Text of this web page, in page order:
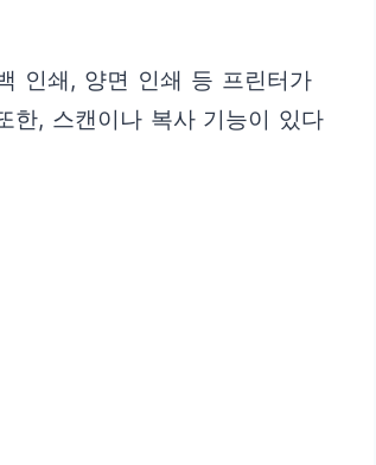
인쇄, 양면 인쇄 등 프린터가
한, 스캔이나 복사 기능이 있다